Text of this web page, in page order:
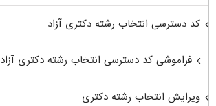
کد دسترسی انتخاب رشته دکتری آزاد
فراموشی کد دسترسی انتخاب رشته دکتری آزاد
ویرایش انتخاب رشته دکتری